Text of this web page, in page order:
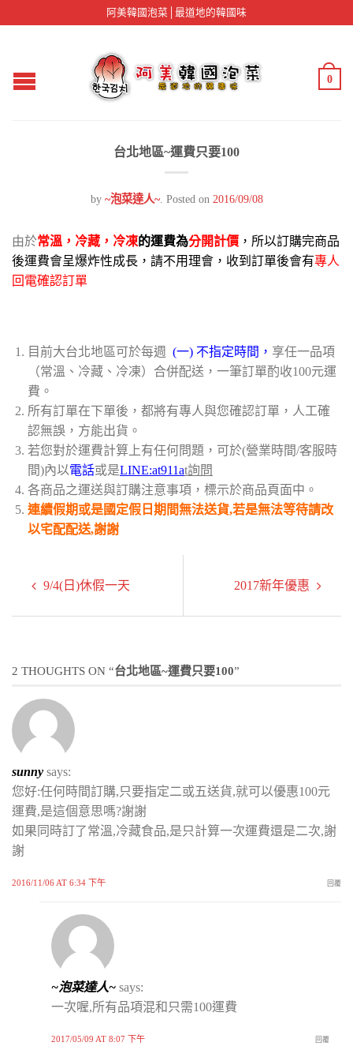
阿美韓國泡菜│最道地的韓國味
0
台北地區~運費只要100
by ~泡菜達人~. Posted on 2016/09/08
由於常溫，冷藏，冷凍的運費為分開計價 ，所以訂購完商品
後運費會呈爆炸性成長，請不用理會，收到訂單後會有專人
回電確認訂單
目前大台北地區可於每週 (一) 不指定時間， 享任一品項
（常溫、冷藏、冷凍）合併配送，一筆訂單酌收100元運
費。
所有訂單在下單後，都將有專人與您確認訂單，人工確
認無誤，方能出貨。
若您對於運費計算上有任何問題，可於(營業時間/客服時
間)內以電話或是LINE:at911at詢問
各商品之運送與訂購注意事項，標示於商品頁面中。
連續假期或是國定假日期間無法送貨,若是無法等待請改
以宅配配送,謝謝
9/4(日)休假一天 2017新年優惠
2 THOUGHTS ON “台北地區~運費只要100”
sunny says:
您好:任何時間訂購,只要指定二或五送貨,就可以優惠100元
運費,是這個意思嗎?謝謝
如果同時訂了常溫,冷藏食品,是只計算一次運費還是二次,謝
謝
2016/11/06 AT 6:34 下午 回覆
~泡菜達人~ says:
一次喔,所有品項混和只需100運費
2017/05/09 AT 8:07 下午 回覆